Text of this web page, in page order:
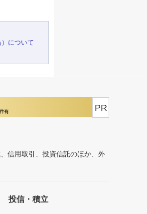
について
PR
信用取引、投資信託のほか、外
投信・積立